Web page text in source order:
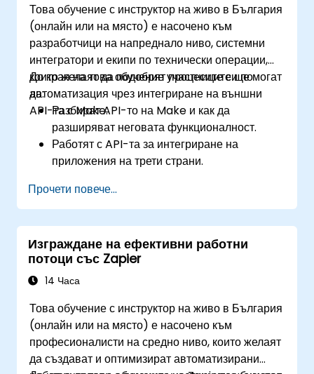
Това обучение с инструктор на живо в България
(онлайн или на място) е насочено към
разработчици на напреднало ниво, системни
интегратори и екипи по технически операции,
които желаят да подобрят процесите си по
автоматизация чрез интегриране на външни
API-та с Make.
До края на това обучение участниците ще могат
да:
Разбират API-то на Make и как да
разширяват неговата функционалност.
Работят с API-та за интегриране на
приложения на трети страни.
неподдържани приложения.
Използват усъвършенствани техники за
автоматизация с Make и API-та.
Прочети повече...
Изграждане на ефективни работни
потоци със Zapier
14 Часа
Това обучение с инструктор на живо в България
(онлайн или на място) е насочено към
професионалисти на средно ниво, които желаят
да създават и оптимизират автоматизирани